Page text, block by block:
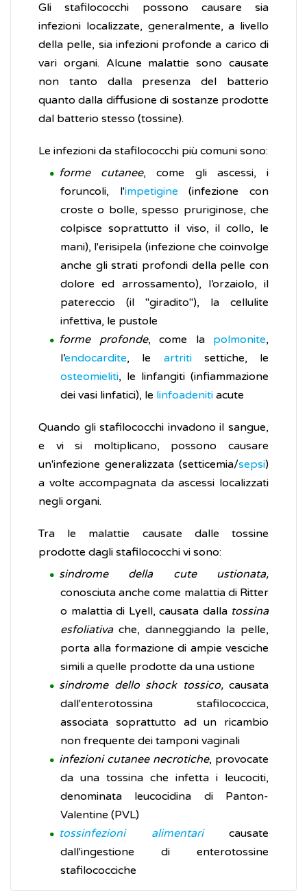
Gli stafilococchi possono causare sia
infezioni localizzate, generalmente, a livello
della pelle, sia infezioni profonde a carico di
vari organi. Alcune malattie sono causate
non tanto dalla presenza del batterio
quanto dalla diffusione di sostanze prodotte
dal batterio stesso (tossine).
Le infezioni da stafilococchi più comuni sono:
forme cutanee, come gli ascessi, i
foruncoli, l'impetigine (infezione con
croste o bolle, spesso pruriginose, che
colpisce soprattutto il viso, il collo, le
mani), l'erisipela (infezione che coinvolge
anche gli strati profondi della pelle con
dolore ed arrossamento), l’orzaiolo, il
patereccio (il "giradito"), la cellulite
infettiva, le pustole
forme profonde, come la polmonite,
l’endocardite, le artriti settiche, le
osteomieliti, le linfangiti (infiammazione
dei vasi linfatici), le linfoadeniti acute
Quando gli stafilococchi invadono il sangue,
e vi si moltiplicano, possono causare
un'infezione generalizzata (setticemia/sepsi)
a volte accompagnata da ascessi localizzati
negli organi.
Tra le malattie causate dalle tossine
prodotte dagli stafilococchi vi sono:
sindrome della cute ustionata,
conosciuta anche come malattia di Ritter
o malattia di Lyell, causata dalla tossina
esfoliativache, danneggiando la pelle,
porta alla formazione di ampie vesciche
simili a quelle prodotte da una ustione
sindrome dello shock tossico, causata
dall'enterotossina stafilococcica,
associata soprattutto ad un ricambio
non frequente dei tamponi vaginali
infezioni cutanee necrotiche, provocate
da una tossina che infetta i leucociti,
denominata leucocidina di Panton-
Valentine (PVL)
tossinfezioni alimentaricausate
dall'ingestione di enterotossine
stafilococciche